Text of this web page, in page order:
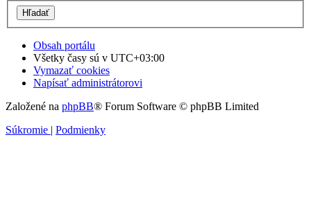
Obsah portálu
Všetky časy sú v UTC+03:00
Vymazať cookies
Napísať administrátorovi
Založené na phpBB® Forum Software © phpBB Limited
Súkromie | Podmienky